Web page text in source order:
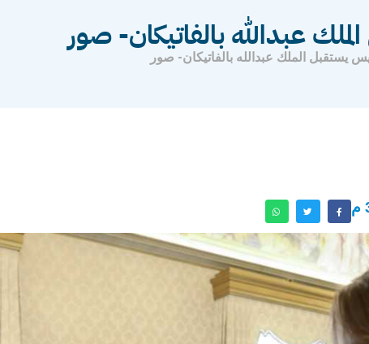
عبدالله بالفاتيكان- صور
يستقبل الملك عبدالله بالفاتيكان- صور